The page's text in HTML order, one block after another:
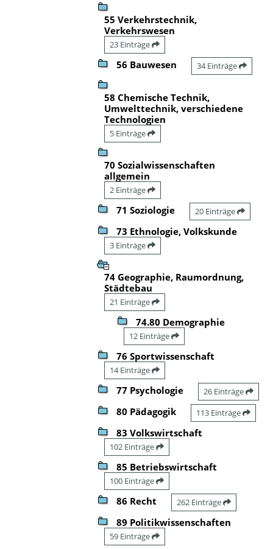
55 Verkehrstechnik,
Verkehrswesen
23 Einträge
56 Bauwesen 34 Einträge
58 Chemische Technik,
Umwelttechnik, verschiedene
Technologien
5 Einträge
70 Sozialwissenschaften
allgemein
2 Einträge
71 Soziologie 20 Einträge
73 Ethnologie, Volkskunde
3 Einträge
74 Geographie, Raumordnung,
Städtebau
21 Einträge
74.80 Demographie
12 Einträge
76 Sportwissenschaft
14 Einträge
77 Psychologie 26 Einträge
80 Pädagogik 113 Einträge
83 Volkswirtschaft
102 Einträge
85 Betriebswirtschaft
100 Einträge
86 Recht 262 Einträge
89 Politikwissenschaften
59 Einträge